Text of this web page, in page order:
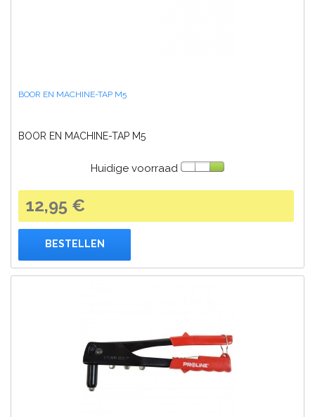
BOOR EN MACHINE-TAP M5
BOOR EN MACHINE-TAP M5
Huidige voorraad
12,95 €
BESTELLEN